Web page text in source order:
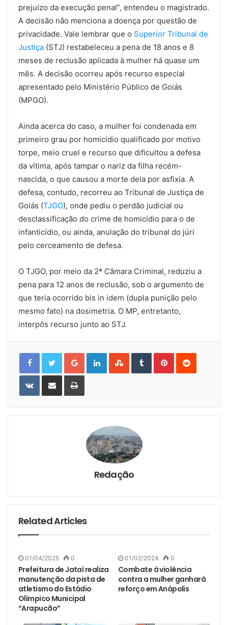
prejuízo da execução penal”, entendeu o magistrado.
A decisão não menciona a doença por questão de
privacidade. Vale lembrar que o Superior Tribunal de
Justiça (STJ) restabeleceu a pena de 18 anos e 8
meses de reclusão aplicada à mulher há quase um
mês. A decisão ocorreu após recurso especial
apresentado pelo Ministério Público de Goiás
(MPGO).
Ainda acerca do caso, a mulher foi condenada em
primeiro grau por homicídio qualificado por motivo
torpe, meio cruel e recurso que dificultou a defesa
da vítima, após tampar o nariz da filha recém-
nascida, o que causou a morte dela por asfixia. A
defesa, contudo, recorreu ao Tribunal de Justiça de
Goiás (TJGO), onde pediu o perdão judicial ou
desclassificação do crime de homicídio para o de
infanticídio, ou ainda, anulação do tribunal do júri
pelo cerceamento de defesa.
O TJGO, por meio da 2ª Câmara Criminal, reduziu a
pena para 12 anos de reclusão, sob o argumento de
que teria ocorrido bis in idem (dupla punição pelo
mesmo fato) na dosimetria. O MP, entretanto,
interpôs recurso junto ao STJ.
Google+LinkedInStumbleUpon
TumblrPinterestReddit
VKontakteShare
Email
Print
Redação
Related Articles
01/04/2025 0
Prefeitura de Jataí realiza
manutenção da pista de
atletismo do Estádio
Olímpico Municipal
“Arapucão”
01/02/2024 0
Combate à violência
contra a mulher ganhará
reforço em Anápolis